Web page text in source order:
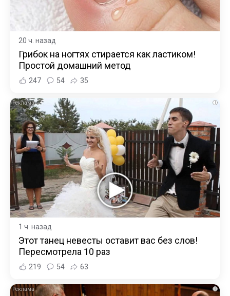
20 ч. назад
Грибок на ногтях стирается как ластиком!
Простой домашний метод
247 54 35
i
1 ч. назад
Этот танец невесты оставит вас без слов!
Пересмотрела 10 раз
219 54 63
i